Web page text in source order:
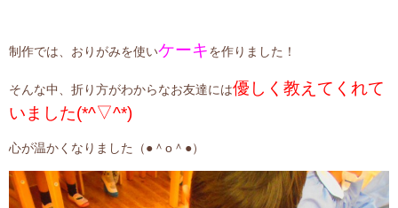
制作では、おりがみを使いケーキを作りました！
そんな中、折り方がわからなお友達には優しく教えてくれて
いました(*^▽^*)
心が温かくなりました（●＾o＾●）